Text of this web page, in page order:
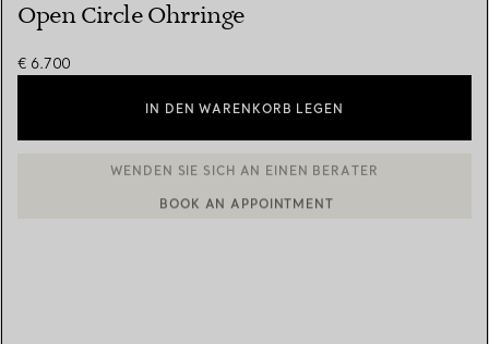
Open Circle Ohrringe
€ 6.700
IN DEN WARENKORB LEGEN